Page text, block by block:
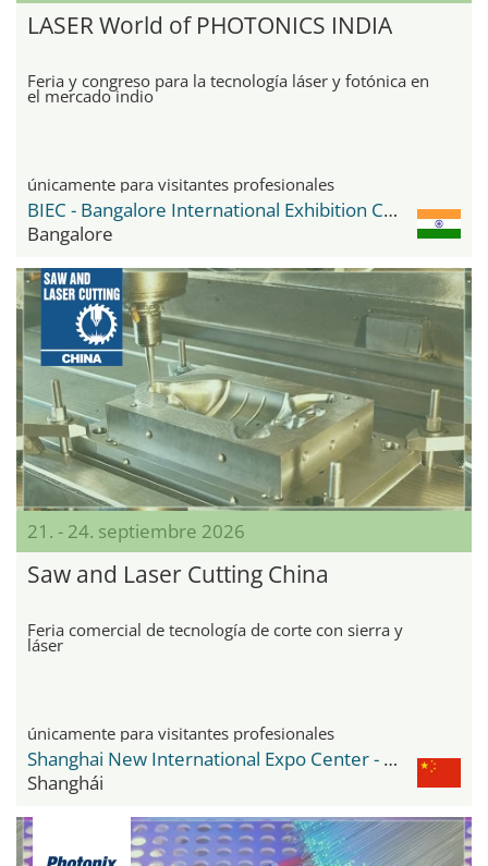
LASER World of PHOTONICS INDIA
Feria y congreso para la tecnología láser y fotónica en
el mercado indio
únicamente para visitantes profesionales
BIEC - Bangalore International Exhibition Center
Bangalore
21. - 24. septiembre 2026
Saw and Laser Cutting China
Feria comercial de tecnología de corte con sierra y
láser
únicamente para visitantes profesionales
Shanghai New International Expo Center - SNIEC
Shanghái